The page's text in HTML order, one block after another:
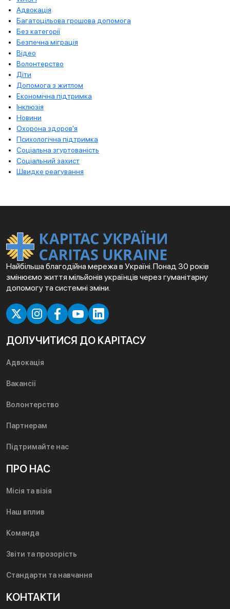
Адвокація
Багатоцільова грошова допомога
Без категорії
Безпечна міграція
Відео
Волонтерство
Діти
Допомога з житлом
Економічна підтримка
Інклюзія
Новини
Охорона здоров'я
Психологічна підтримка
Соціальна згуртованість
Соціальний захист
Швидке реагування
Найбільша благодійна мережа в Україні. Понад 30 років
змінюємо життя мільйонів українців через гуманітарну
допомогу та системні зміни.
ДОЛУЧИТИСЯ ДО КАРІТАСУ
Адвокація
Вакансії
Волонтерство
Партнерам
Підтримайте нас
ПРО НАС
Місія та візія
Наш вплив
Команда
Звіти та прозорість
Стандарти та навчання
КОНТАКТИ